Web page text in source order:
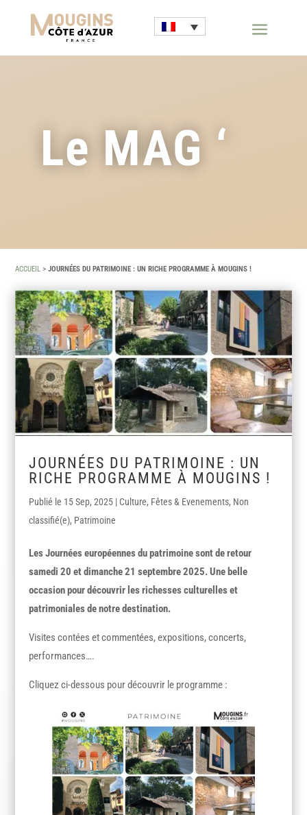
Le MAG ‘
ACCUEIL >JOURNÉES DU PATRIMOINE : UN RICHE PROGRAMME À MOUGINS !
JOURNÉES DU PATRIMOINE : UN
RICHE PROGRAMME À MOUGINS !
15 Sep, 2025 | Culture, Fêtes & Evenements, Non
classifié(e), Patrimoine
Les Journées européennes du patrimoine sont de retour
samedi 20 et dimanche 21 septembre 2025. Une belle
occasion pour découvrir les richesses culturelles et
patrimoniales de notre destination.
Visites contées et commentées, expositions, concerts,
performances….
Cliquez ci-dessous pour découvrir le programme :